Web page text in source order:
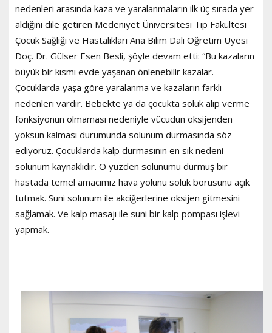
nedenleri arasında kaza ve yaralanmaların ilk üç sırada yer
aldığını dile getiren Medeniyet Üniversitesi Tıp Fakültesi
Çocuk Sağlığı ve Hastalıkları Ana Bilim Dalı Öğretim Üyesi
Doç. Dr. Gülser Esen Besli, şöyle devam etti: “Bu kazaların
büyük bir kısmı evde yaşanan önlenebilir kazalar.
Çocuklarda yaşa göre yaralanma ve kazaların farklı
nedenleri vardır. Bebekte ya da çocukta soluk alıp verme
fonksiyonun olmaması nedeniyle vücudun oksijenden
yoksun kalması durumunda solunum durmasında söz
ediyoruz. Çocuklarda kalp durmasının en sık nedeni
solunum kaynaklıdır. O yüzden solunumu durmuş bir
hastada temel amacımız hava yolunu soluk borusunu açık
tutmak. Suni solunum ile akciğerlerine oksijen gitmesini
sağlamak. Ve kalp masajı ile suni bir kalp pompası işlevi
yapmak.